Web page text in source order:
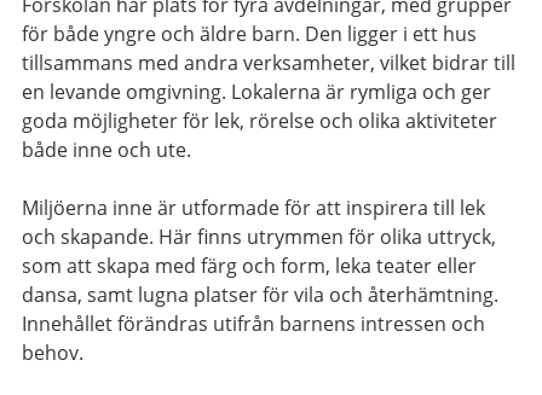
för både yngre och äldre barn. Den ligger i ett hus
tillsammans med andra verksamheter, vilket bidrar till
en levande omgivning. Lokalerna är rymliga och ger
goda möjligheter för lek, rörelse och olika aktiviteter
både inne och ute.
Miljöerna inne är utformade för att inspirera till lek
och skapande. Här finns utrymmen för olika uttryck,
som att skapa med färg och form, leka teater eller
dansa, samt lugna platser för vila och återhämtning.
Innehållet förändras utifrån barnens intressen och
behov.